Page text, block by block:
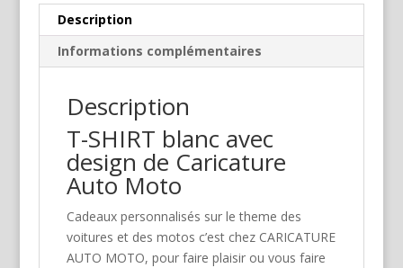
Description
Informations complémentaires
Description
T-SHIRT blanc avec
design de Caricature
Auto Moto
Cadeaux personnalisés sur le theme des
voitures et des motos c’est chez CARICATURE
AUTO MOTO, pour faire plaisir ou vous faire